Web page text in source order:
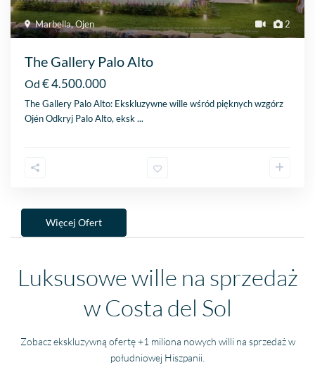
2
Marbella,Ojen
The Gallery Palo Alto
Od € 4.500.000
The Gallery Palo Alto: Ekskluzywne wille wśród pięknych wzgórz
Ojén Odkryj Palo Alto, eksk...
Więcej Ofert
Luksusowe wille na sprzedaż
w Costa del Sol
Zobacz ekskluzywną ofertę +1 miliona nowych willi na sprzedaż w
południowej Hiszpanii.